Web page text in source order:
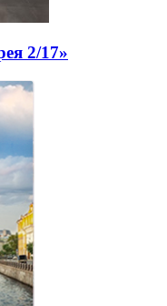
2/17»